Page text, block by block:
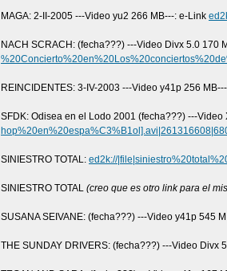
MAGA: 2-II-2005 ---Video yu2 266 MB---: e-Link
NACH SCRACH: (fecha???) ---Video Divx 5.0 170
REINCIDENTES: 3-IV-2003 ---Video y41p 256
SFDK: Odisea en el Lodo 2001 (fecha???) ---
SINIESTRO TOTAL: ed2k://
SINIESTRO TOTAL (creo que es otro link para el
SUSANA SEIVANE: (fecha???) ---Video y41p 545
THE SUNDAY DRIVERS: (fecha???) ---Video Divx